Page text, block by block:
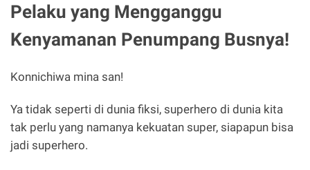
Pelaku yang Mengganggu
Kenyamanan Penumpang Busnya!
Konnichiwa mina san!
Ya tidak seperti di dunia fiksi, superhero di dunia kita
tak perlu yang namanya kekuatan super, siapapun bisa
jadi superhero.